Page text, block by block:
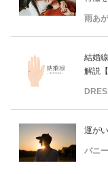
雨あ
結婚
解説【
運が
バニー